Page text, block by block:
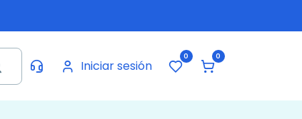
Iniciar sesión
0 0